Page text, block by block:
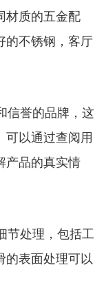
材质的五金配
的不锈钢，客厅
誉的品牌，这
可以通过查阅用
产品的真实情
处理，包括工
的表面处理可以